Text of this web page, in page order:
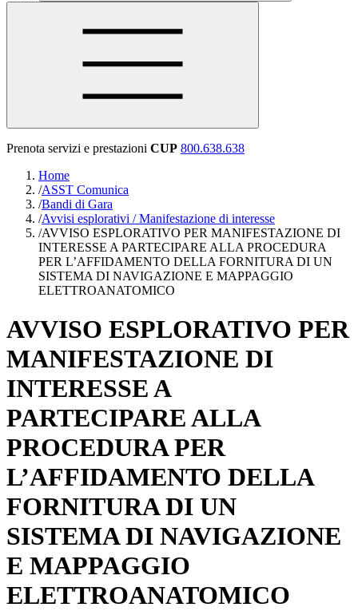
Prenota servizi e prestazioni CUP 800.638.638
Home
/ASST Comunica
/Bandi di Gara
/Avvisi esplorativi / Manifestazione di interesse
/AVVISO ESPLORATIVO PER MANIFESTAZIONE DI
INTERESSE A PARTECIPARE ALLA PROCEDURA
PER L’AFFIDAMENTO DELLA FORNITURA DI UN
SISTEMA DI NAVIGAZIONE E MAPPAGGIO
ELETTROANATOMICO
AVVISO ESPLORATIVO PER
MANIFESTAZIONE DI
INTERESSE A
PARTECIPARE ALLA
PROCEDURA PER
L’AFFIDAMENTO DELLA
FORNITURA DI UN
SISTEMA DI NAVIGAZIONE
E MAPPAGGIO
ELETTROANATOMICO